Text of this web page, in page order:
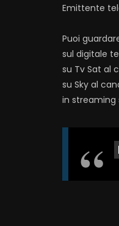
Emittente
Puoi
sul digitale
su Tv Sat al
su Sky al
in streaming